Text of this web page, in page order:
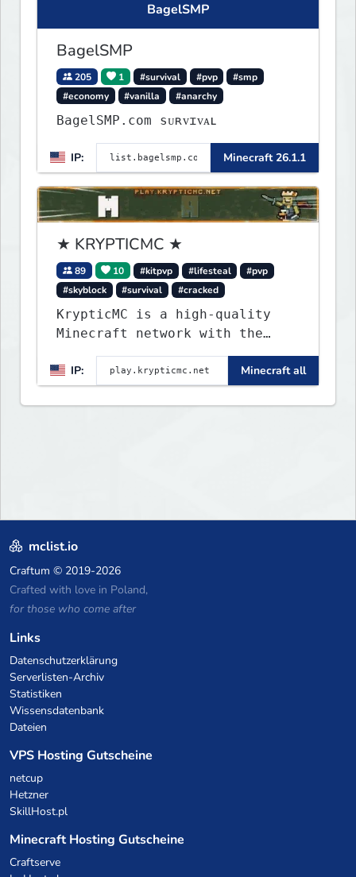
BagelSMP
BagelSMP
205 1 #survival #pvp
#smp
#economy
#vanilla #anarchy
BagelSMP.com ѕᴜʀᴠɪᴠᴀʟ
IP: Minecraft 26.1.1
★ KRYPTICMC ★
89 10 #kitpvp #lifesteal
#pvp
#skyblock
#survival #cracked
KrypticMC is a high-quality
Minecraft network with the
BEST gamemodes you'll ever
play. Minigames, KitPvP,
Lifesteal, Prison, Practice,
Bedwars, Skywars, & much much
IP: Minecraft all
mclist.io
Craftum © 2019-2026
Crafted with love in Poland,
for those who come after
Links
Datenschutzerklärung
Serverlisten-Archiv
Statistiken
Wissensdatenbank
Dateien
VPS Hosting Gutscheine
netcup
Hetzner
SkillHost.pl
Minecraft Hosting Gutscheine
Craftserve